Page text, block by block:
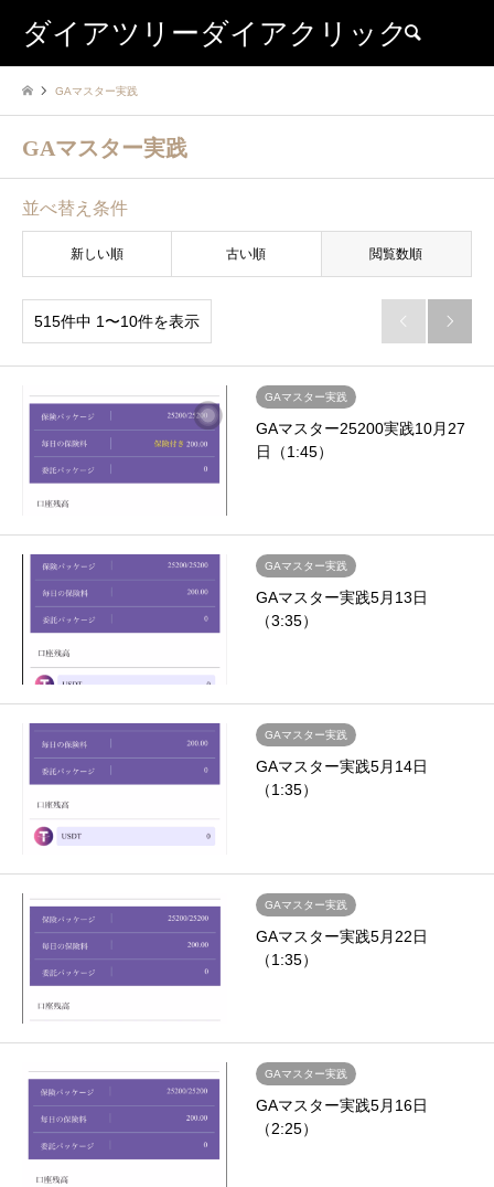
ダイアツリーダイアクリック
GAマスター実践
GAマスター実践
並べ替え条件
新しい順 古い順 閲覧数順
515件中 1〜10件を表示  
GAマスター実践
GAマスター25200実践10月27
日（1:45）
GAマスター実践
GAマスター実践5月13日
（3:35）
GAマスター実践
GAマスター実践5月14日
（1:35）
GAマスター実践
GAマスター実践5月22日
（1:35）
GAマスター実践
GAマスター実践5月16日
（2:25）